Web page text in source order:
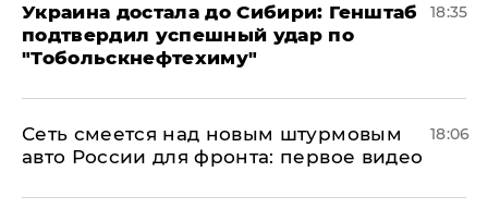
Украина достала до Сибири: Генштаб
подтвердил успешный удар по
"Тобольскнефтехиму"
18:35
Сеть смеется над новым штурмовым
авто России для фронта: первое видео
18:06